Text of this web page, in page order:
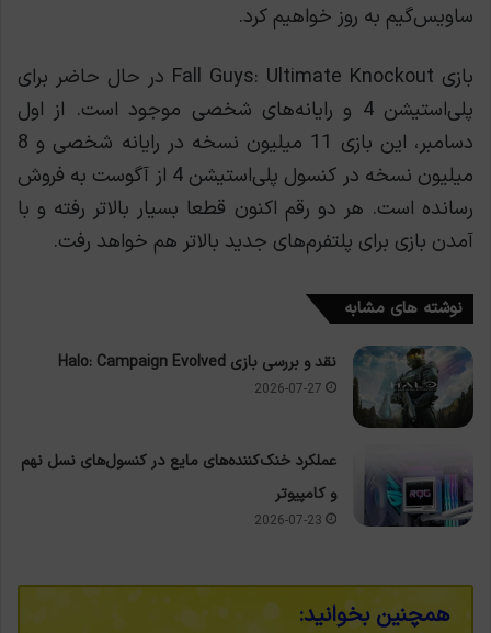
ساویس‌گیم به روز خواهیم کرد.
بازی Fall Guys: Ultimate Knockout در حال حاضر برای
پلی‌استیشن 4 و رایانه‌های شخصی موجود است. از اول
دسامبر، این بازی 11 میلیون نسخه در رایانه شخصی و 8
میلیون نسخه در کنسول‌ پلی‌استیشن 4 از آگوست به فروش
رسانده است. هر دو رقم اکنون قطعا بسیار بالاتر رفته و با
آمدن بازی برای پلتفرم‌های جدید بالاتر هم خواهد رفت.
نوشته های مشابه
نقد و بررسی بازی Halo: Campaign Evolved
2026-07-27
عملکرد خنک‌کننده‌های مایع در کنسول‌های نسل نهم
و کامپیوتر
2026-07-23
همچنین بخوانید: